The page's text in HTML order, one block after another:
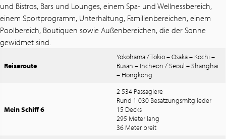
und Bistros, Bars und Lounges, einem Spa- und Wellnessbereich,
einem Sportprogramm, Unterhaltung, Familienbereichen, einem
Poolbereich, Boutiquen sowie Außenbereichen, die der Sonne
gewidmet sind.
Reiseroute
Yokohama / Tokio – Osaka – Kochi –
Busan – Incheon / Seoul – Shanghai
– Hongkong
Mein Schiff 6
2 534 Passagiere
Rund 1 030 Besatzungsmitglieder
15 Decks
295 Meter lang
36 Meter breit